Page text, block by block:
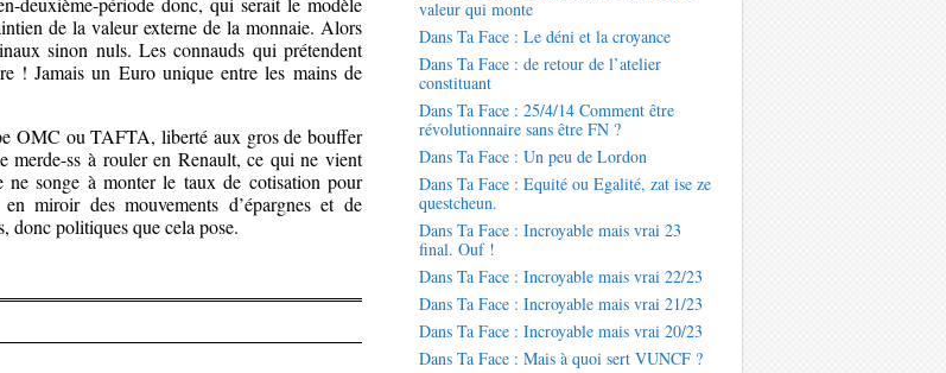
de la valeur externe de la monnaie. Alors
sinon nuls. Les connauds qui prétendent
! Jamais un Euro unique entre les mains de
OMC ou TAFTA, liberté aux gros de bouffer
merde-ss à rouler en Renault, ce qui ne vient
ne songe à monter le taux de cotisation pour
miroir des mouvements d’épargnes et de
donc politiques que cela pose.
valeur qui monte
Dans Ta Face : Le déni et la croyance
Dans Ta Face : de retour de l’atelier
constituant
Dans Ta Face : 25/4/14 Comment être
révolutionnaire sans être FN ?
Dans Ta Face : Un peu de Lordon
Dans Ta Face : Equité ou Egalité, zat ise ze
questcheun.
Dans Ta Face : Incroyable mais vrai 23
final. Ouf !
Dans Ta Face : Incroyable mais vrai 22/23
Dans Ta Face : Incroyable mais vrai 21/23
Dans Ta Face : Incroyable mais vrai 20/23
Dans Ta Face : Mais à quoi sert VUNCF ?